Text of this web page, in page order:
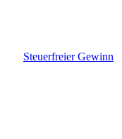
Steuerfreier Gewinn